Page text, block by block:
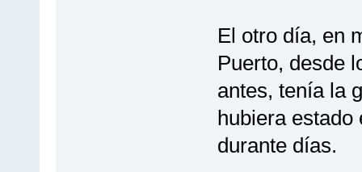
El otro día, en
Puerto, desde
antes, tenía la
hubiera estado
durante días.